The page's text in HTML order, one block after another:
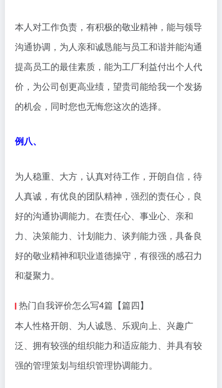
本人对工作负责，有积极的敬业精神，能与领导
沟通协调，为人亲和诚恳能与员工和谐并能沟通
提高员工的最佳素质，能为工厂利益付出个人代
价，为公司创更高业绩，望贵司能给我一个发扬
的机会，同时您也无悔您这次的选择。
例八、
为人稳重、大方，认真对待工作，开朗自信，待
人真诚，有优良的团队精神，强烈的责任心，良
好的沟通协调能力。在责任心、事业心、亲和
力、决策能力、计划能力、谈判能力强，具备良
好的敬业精神和职业道德操守，有很强的感召力
和凝聚力。
热门自我评价怎么写4篇【篇四】
本人性格开朗、为人诚恳、乐观向上、兴趣广
泛、拥有较强的组织能力和适应能力、并具有较
强的管理策划与组织管理协调能力。